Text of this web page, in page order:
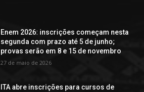
Enem 2026: inscrições começam nesta
segunda com prazo até 5 de junho;
provas serão em 8 e 15 de novembro
27 de maio de 2026
ITA abre inscrições para cursos de